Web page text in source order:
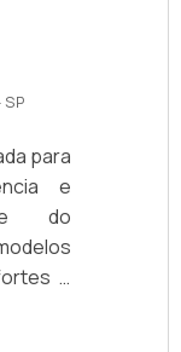
SP
para
e
do
e
em